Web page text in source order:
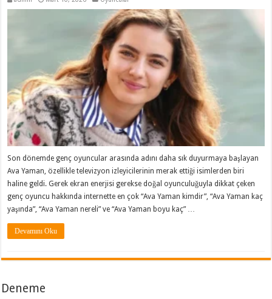
Son dönemde genç oyuncular arasında adını daha sık duyurmaya başlayan
Ava Yaman, özellikle televizyon izleyicilerinin merak ettiği isimlerden biri
haline geldi. Gerek ekran enerjisi gerekse doğal oyunculuğuyla dikkat çeken
genç oyuncu hakkında internette en çok “Ava Yaman kimdir”, “Ava Yaman kaç
yaşında”, “Ava Yaman nereli” ve “Ava Yaman boyu kaç” …
Devamını Oku
Deneme